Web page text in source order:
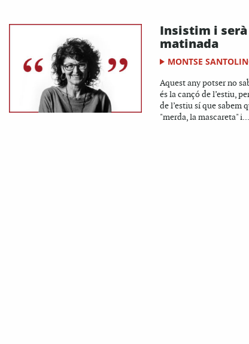
Insistim i serà
matinada
MONTSE
Aquest any potser no
és la cançó de l’estiu,
de l’estiu sí que sabem
"merda, la mascareta" i...